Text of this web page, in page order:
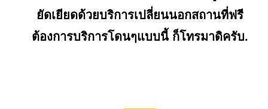
ยัดเยียดด้วยบริการเปลี่ยนนอกสถานที่ฟรี
ต้องการบริการโดนๆแบบนี้ ก็โทรมาดิครับ.